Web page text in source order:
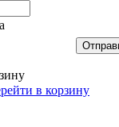
в корзину